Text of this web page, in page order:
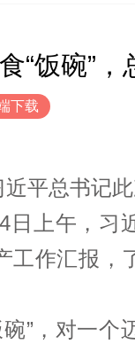
“饭碗”
下载
近平总书记
上午， 习
工作汇报
”，对一